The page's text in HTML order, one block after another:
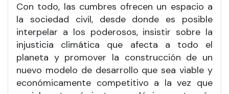
Con todo, las cumbres ofrecen un espacio a
la sociedad civil, desde donde es posible
interpelar a los poderosos, insistir sobre la
injusticia climática que afecta a todo el
planeta y promover la construcción de un
nuevo modelo de desarrollo que sea viable y
económicamente competitivo a la vez que